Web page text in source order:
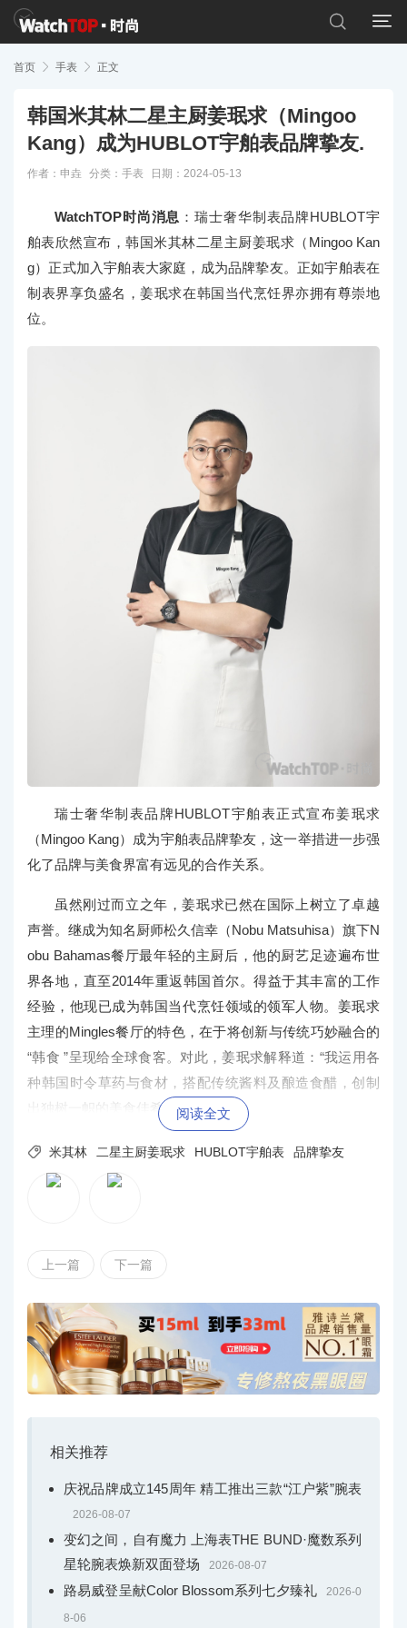


首页  手表  正文
韩国米其林二星主厨姜珉求（Mingoo
Kang）成为HUBLOT宇舶表品牌挚友.
作者：申垚 分类： 手表 日期：2024-05-13
WatchTOP时尚消息 ：瑞士奢华制表品牌HUBLOT宇
舶表欣然宣布，韩国米其林二星主厨姜珉求（Mingoo Kan
g）正式加入宇舶表大家庭，成为品牌挚友。正如宇舶表在
制表界享负盛名，姜珉求在韩国当代烹饪界亦拥有尊崇地
位。
瑞士奢华制表品牌HUBLOT宇舶表正式宣布姜珉求
（Mingoo Kang）成为宇舶表品牌挚友，这一举措进一步强
化了品牌与美食界富有远见的合作关系。
虽然刚过而立之年，姜珉求已然在国际上树立了卓越
声誉。继成为知名厨师松久信幸（Nobu Matsuhisa）旗下N
obu Bahamas餐厅最年轻的主厨后，他的厨艺足迹遍布世
界各地，直至2014年重返韩国首尔。得益于其丰富的工作
经验，他现已成为韩国当代烹饪领域的领军人物。姜珉求
主理的Mingles餐厅的特色，在于将创新与传统巧妙融合的
“韩食 ”呈现给全球食客。对此，姜珉求解释道：“我运用各
种韩国时令草药与食材，搭配传统酱料及酿造食醋，创制
出独树一帜的美食佳肴。”阅读全文
 米其林 二星主厨姜珉求 HUBLOT宇舶表 品牌挚友
上一篇 下一篇
相关推荐
庆祝品牌成立145周年 精工推出三款“江户紫”腕表
2026-08-07
变幻之间，自有魔力 上海表THE BUND·魔数系列
星轮腕表焕新双面登场
2026-08-07
路易威登呈献Color Blossom系列七夕臻礼 2026-0
8-06